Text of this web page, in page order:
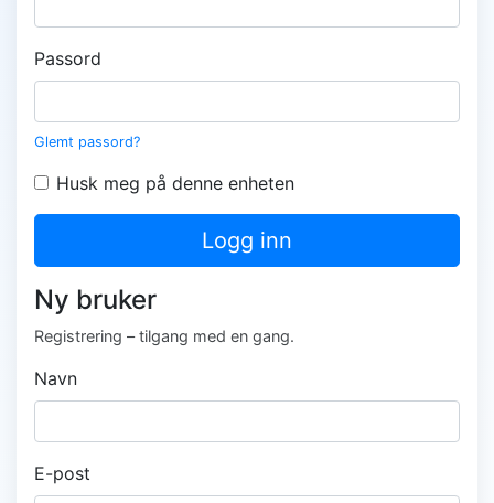
Passord
Glemt passord?
Husk meg på denne enheten
Logg inn
Ny bruker
Registrering – tilgang med en gang.
Navn
E-post